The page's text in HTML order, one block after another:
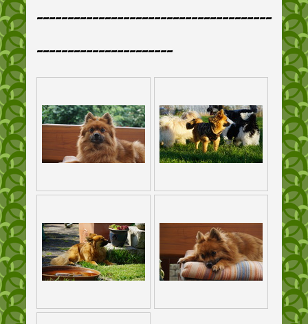
--------------------------------------
----------------------